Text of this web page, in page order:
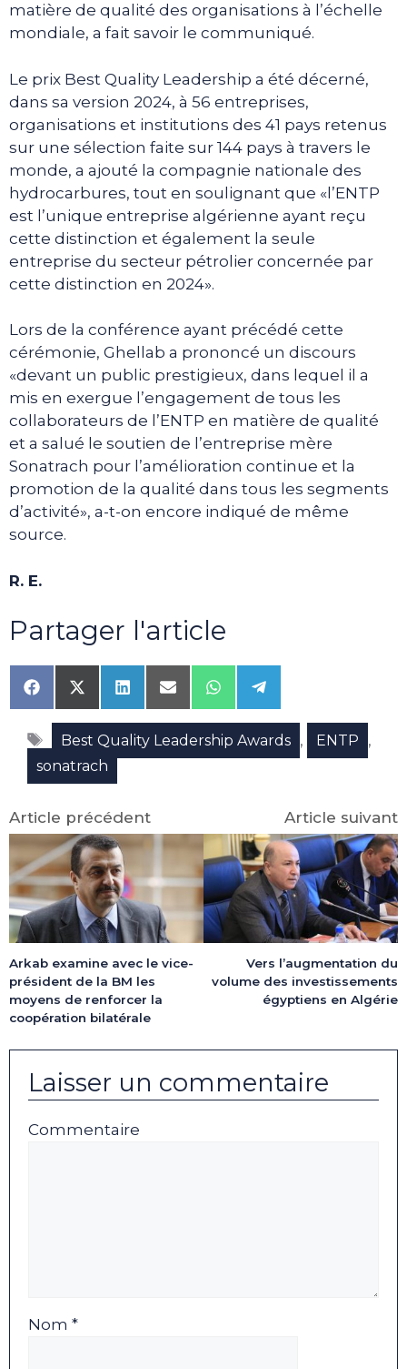
matière de qualité des organisations à l’échelle
mondiale, a fait savoir le communiqué.
Le prix Best Quality Leadership a été décerné,
dans sa version 2024, à 56 entreprises,
organisations et institutions des 41 pays retenus
sur une sélection faite sur 144 pays à travers le
monde, a ajouté la compagnie nationale des
hydrocarbures, tout en soulignant que «l’ENTP
est l’unique entreprise algérienne ayant reçu
cette distinction et également la seule
entreprise du secteur pétrolier concernée par
cette distinction en 2024».
Lors de la conférence ayant précédé cette
cérémonie, Ghellab a prononcé un discours
«devant un public prestigieux, dans lequel il a
mis en exergue l’engagement de tous les
collaborateurs de l’ENTP en matière de qualité
et a salué le soutien de l’entreprise mère
Sonatrach pour l’amélioration continue et la
promotion de la qualité dans tous les segments
d’activité», a-t-on encore indiqué de même
source.
R. E.
Partager l'article
Share
on
Facebook
Share
on
X
(Twitter)
Share
on
LinkedIn
Share
on
Email
Share
on
WhatsApp
Share
on
Telegram
Étiquettes
Best Quality Leadership Awards , ENTP ,
sonatrach
Article précédent
Arkab examine avec le vice-
président de la BM les
moyens de renforcer la
coopération bilatérale
Article suivant
Vers l’augmentation du
volume des investissements
égyptiens en Algérie
Laisser un commentaire
Commentaire
Nom *